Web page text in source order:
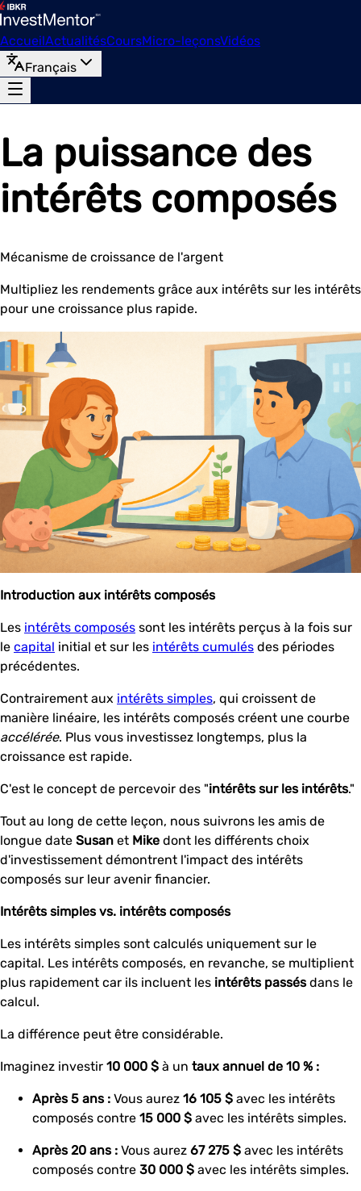
AccueilActualitésCoursMicro-leçonsVidéos
Français
La puissance des
intérêts composés
Mécanisme de croissance de l'argent
Multipliez les rendements grâce aux intérêts sur les intérêts
pour une croissance plus rapide.
Introduction aux intérêts composés
Les intérêts composés sont les intérêts perçus à la fois sur
le capital initial et sur les intérêts cumulés des périodes
précédentes.
Contrairement aux intérêts simples, qui croissent de
manière linéaire, les intérêts composés créent une courbe
accélérée. Plus vous investissez longtemps, plus la
croissance est rapide.
C'est le concept de percevoir des "intérêts sur les intérêts."
Tout au long de cette leçon, nous suivrons les amis de
longue date Susan et Mike dont les différents choix
d'investissement démontrent l'impact des intérêts
composés sur leur avenir financier.
Intérêts simples vs. intérêts composés
Les intérêts simples sont calculés uniquement sur le
capital. Les intérêts composés, en revanche, se multiplient
plus rapidement car ils incluent les intérêts passésdans le
calcul.
La différence peut être considérable.
Imaginez investir 10 000 $ à un taux annuel de 10 % :
Après 5 ans : Vous aurez 16 105 $ avec les intérêts
composés contre 15 000 $ avec les intérêts simples.
Après 20 ans : Vous aurez 67 275 $ avec les intérêts
composés contre 30 000 $ avec les intérêts simples.